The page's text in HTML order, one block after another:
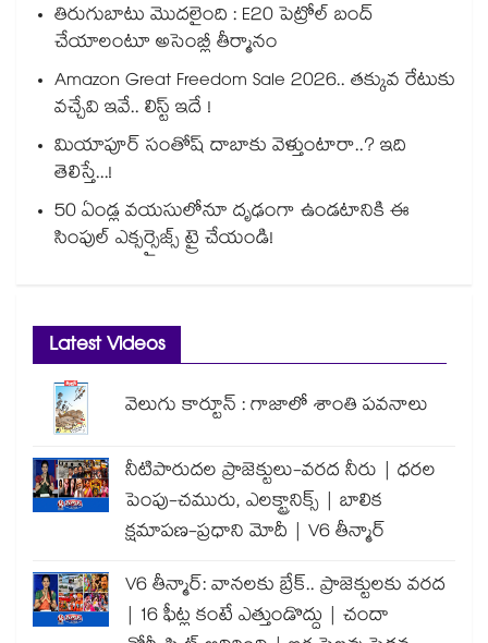
తిరుగుబాటు మొదలైంది : E20 పెట్రోల్ బంద్
చేయాలంటూ అసెంబ్లీ తీర్మానం
Amazon Great Freedom Sale 2026.. తక్కువ రేటుకు
వచ్చేవి ఇవే.. లిస్ట్ ఇదే !
మియాపూర్ సంతోష్ దాబాకు వెళ్తుంటారా..? ఇది
తెలిస్తే...!
50 ఏండ్ల వయసులోనూ దృఢంగా ఉండటానికి ఈ
సింపుల్ ఎక్సర్సైజ్స్ ట్రై చేయండి!
Latest Videos
వెలుగు కార్టూన్ : గాజాలో శాంతి పవనాలు
నీటిపారుదల ప్రాజెక్టులు-వరద నీరు | ధరల
పెంపు-చమురు, ఎలక్ట్రానిక్స్ | బాలిక
క్షమాపణ-ప్రధాని మోదీ | V6 తీన్మార్
V6 తీన్మార్: వానలకు బ్రేక్.. ప్రాజెక్టులకు వరద
| 16 ఫీట్ల కంటే ఎత్తుండొద్దు | చందా